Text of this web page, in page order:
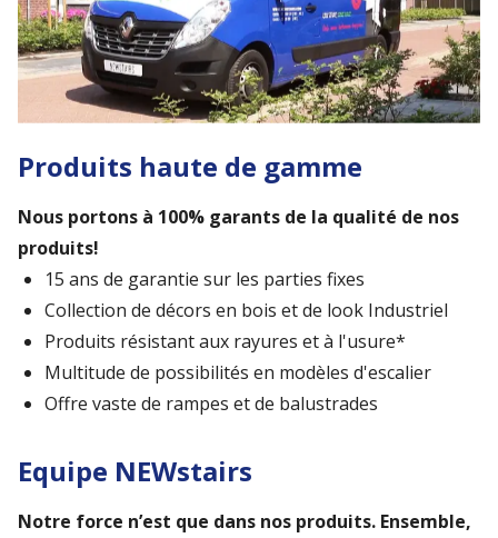
Produits haute de gamme
Nous portons à 100% garants de la qualité de nos
produits!
15 ans de garantie sur les parties fixes
Collection de décors en bois et de look Industriel
Produits résistant aux rayures et à l'usure*
Multitude de possibilités en modèles d'escalier
Offre vaste de rampes et de balustrades
Equipe NEWstairs
Notre force n’est que dans nos produits. Ensemble,